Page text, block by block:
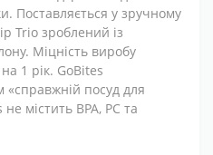
Поставляється у зручному
Trio зроблений із
Міцність виробу
1 рік. GoBites
«справжній посуд для
містить BPA, PC та